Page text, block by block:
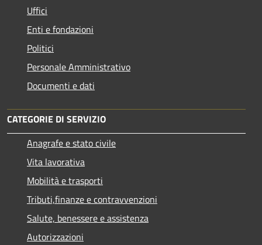
Uffici
Enti e fondazioni
Politici
Personale Amministrativo
Documenti e dati
CATEGORIE DI SERVIZIO
Anagrafe e stato civile
Vita lavorativa
Mobilità e trasporti
Tributi,finanze e contravvenzioni
Salute, benessere e assistenza
Autorizzazioni